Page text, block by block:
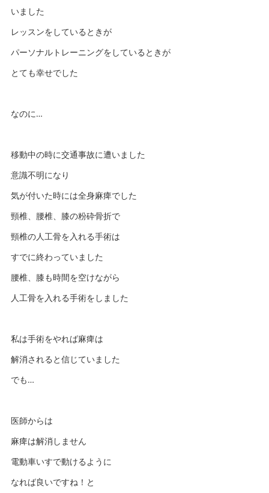
いました
レッスンをしているときが
パーソナルトレーニングをしているときが
とても幸せでした
なのに…
移動中の時に交通事故に遭いました
意識不明になり
気が付いた時には全身麻痺でした
頸椎、腰椎、膝の粉砕骨折で
頸椎の人工骨を入れる手術は
すでに終わっていました
腰椎、膝も時間を空けながら
人工骨を入れる手術をしました
私は手術をやれば麻痺は
解消されると信じていました
でも…
医師からは
麻痺は解消しません
電動車いすで動けるように
なれば良いですね！と